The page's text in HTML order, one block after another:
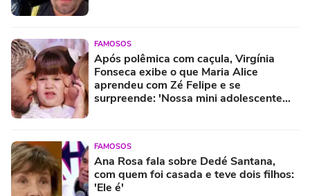
FAMOSOS
Após polêmica com caçula, Virgínia
Fonseca exibe o que Maria Alice
aprendeu com Zé Felipe e se
surpreende: 'Nossa mini adolescente
FAMOSOS
Ana Rosa fala sobre Dedé Santana,
com quem foi casada e teve dois filhos:
'Ele é'